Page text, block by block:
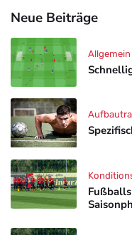
Neue Beiträge
Allgemein